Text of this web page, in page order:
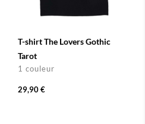
T-shirt The Lovers Gothic
Tarot
1 couleur
29,90 €